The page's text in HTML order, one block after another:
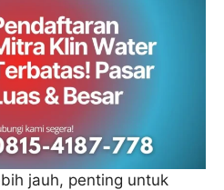
jauh, penting untuk